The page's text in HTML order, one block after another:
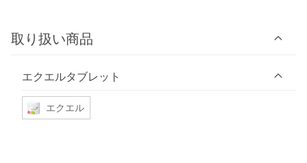
取り扱い商品
エクエルタブレット
エクエル